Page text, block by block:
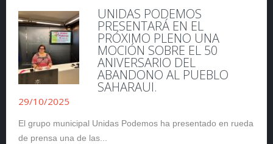
UNIDAS PODEMOS
PRESENTARÁ EN EL
PRÓXIMO PLENO UNA
MOCIÓN SOBRE EL 50
ANIVERSARIO DEL
ABANDONO AL PUEBLO
SAHARAUI.
29/10/2025
El grupo municipal Unidas Podemos ha presentado en rueda
de prensa una de las...